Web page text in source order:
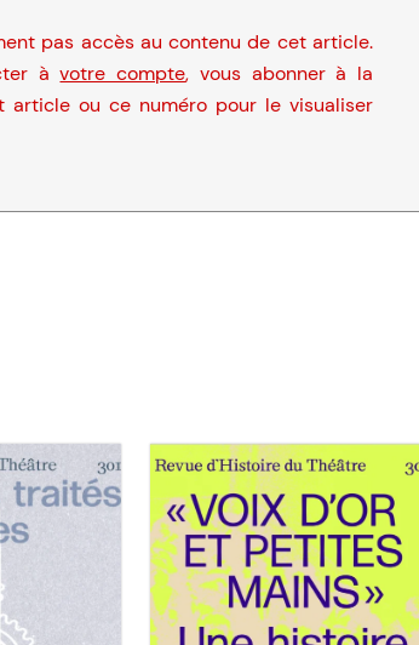
pas accès au contenu de cet article.
àvotre compte, vous abonner à la
article ou ce numéro pour le visualiser